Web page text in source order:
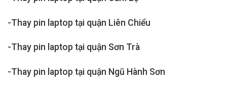
-Thay pin laptop tại quận Liên Chiểu
-Thay pin laptop tại quận Sơn Trà
-Thay pin laptop tại quận Ngũ Hành Sơn